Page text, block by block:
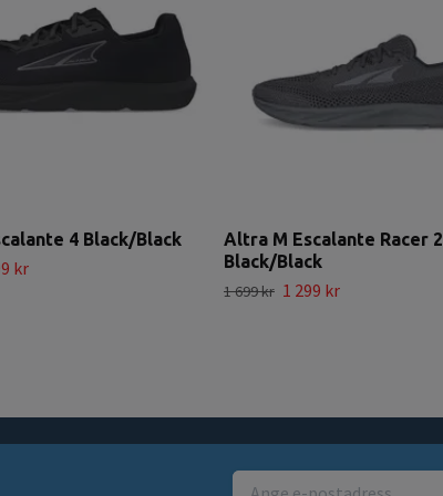
4 Black/Black
kr
Altra M Escalante Racer 2
Black/Black
1 699 kr 1 299 kr